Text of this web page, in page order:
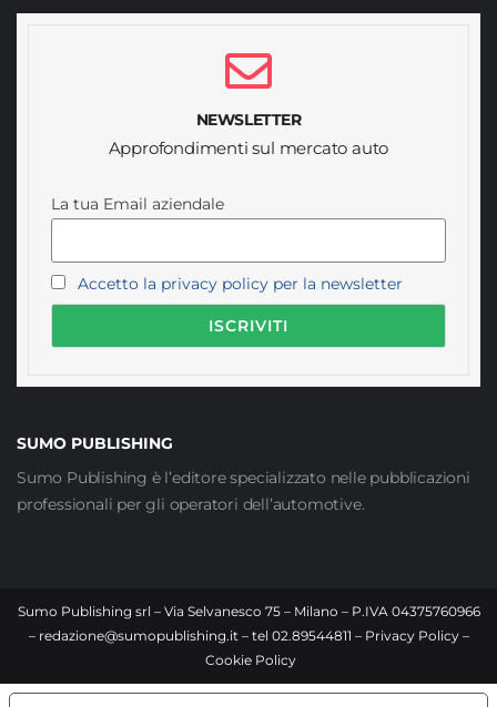
NEWSLETTER
Approfondimenti sul mercato auto
La tua Email aziendale
Accetto la privacy policy per la newsletter
SUMO PUBLISHING
Sumo Publishing è l’editore specializzato nelle pubblicazioni
professionali per gli operatori dell’automotive.
Sumo Publishing srl – Via Selvanesco 75 – Milano – P.IVA 04375760966
– redazione@sumopublishing.it– tel 02.89544811 – Privacy Policy–
Cookie Policy